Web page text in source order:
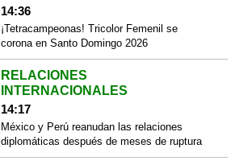
14:36
¡Tetracampeonas! Tricolor Femenil se
corona en Santo Domingo 2026
RELACIONES
INTERNACIONALES
14:17
México y Perú reanudan las relaciones
diplomáticas después de meses de ruptura